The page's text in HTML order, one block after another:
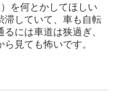
を何とかしてほしい
滞していて、車も自転
には車道は狭過ぎ、
見ても怖いです。